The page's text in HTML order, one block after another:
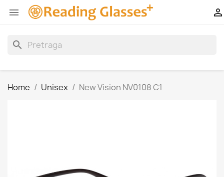
 
search
Home Unisex New Vision NV0108 C1